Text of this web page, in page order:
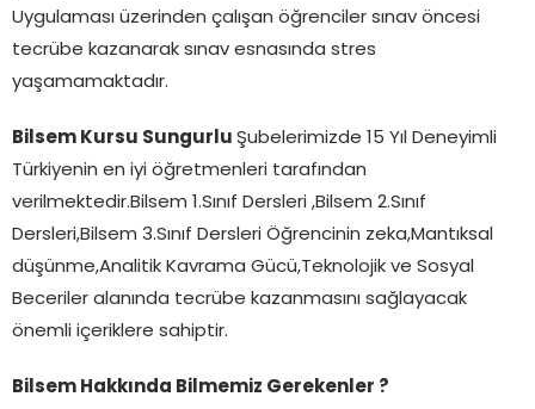
Uygulaması üzerinden çalışan öğrenciler sınav öncesi
tecrübe kazanarak sınav esnasında stres
yaşamamaktadır.
Bilsem Kursu Sungurlu Şubelerimizde 15 Yıl Deneyimli
Türkiyenin en iyi öğretmenleri tarafından
verilmektedir.Bilsem 1.Sınıf Dersleri ,Bilsem 2.Sınıf
Dersleri,Bilsem 3.Sınıf Dersleri Öğrencinin zeka,Mantıksal
düşünme,Analitik Kavrama Gücü,Teknolojik ve Sosyal
Beceriler alanında tecrübe kazanmasını sağlayacak
önemli içeriklere sahiptir.
Bilsem Hakkında Bilmemiz Gerekenler ?